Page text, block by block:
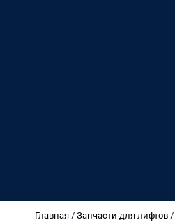
Главная / Запчасти для лифтов /